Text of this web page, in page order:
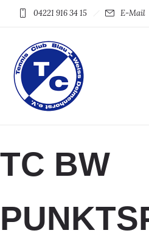
04221 916 34 15 E-Mail
TC BW